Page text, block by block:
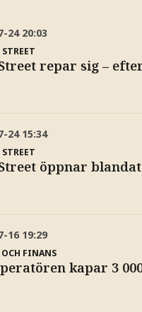
24 20:03
repar sig –
24 15:34
öppnar blandat
16 19:29
OCH FINANS
kapar 3